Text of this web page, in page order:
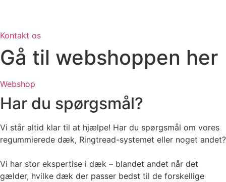
Kontakt os
Gå til webshoppen her
Webshop
Har du spørgsmål?
Vi står altid klar til at hjælpe! Har du spørgsmål om vores
regummierede dæk, Ringtread-systemet eller noget andet?
Vi har stor ekspertise i dæk – blandet andet når det
gælder, hvilke dæk der passer bedst til de forskellige